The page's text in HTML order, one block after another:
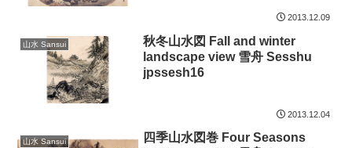
2013.12.09
山水 Sansui
秋冬山水図 Fall and winter
landscape view 雪舟 Sesshu
jpssesh16
2013.12.04
山水 Sansui
四季山水図巻 Four Seasons